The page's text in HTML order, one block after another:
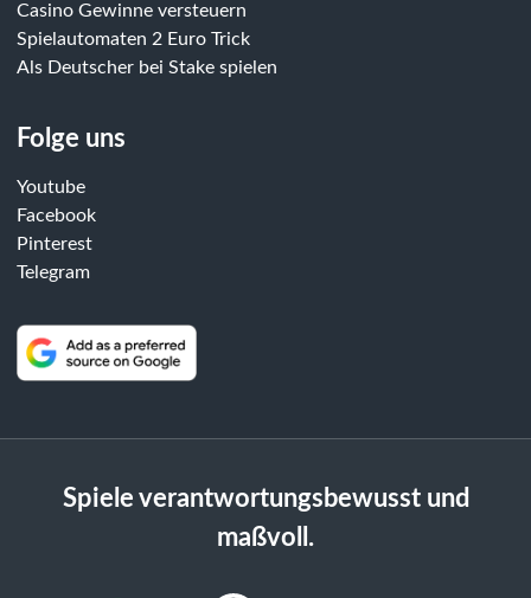
Casino Gewinne versteuern
Spielautomaten 2 Euro Trick
Als Deutscher bei Stake spielen
Folge uns
Youtube
Facebook
Pinterest
Telegram
Spiele verantwortungsbewusst und
maßvoll.